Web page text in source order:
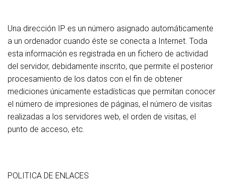
Una dirección IP es un número asignado automáticamente
a un ordenador cuando éste se conecta a Internet. Toda
esta información es registrada en un fichero de actividad
del servidor, debidamente inscrito, que permite el posterior
procesamiento de los datos con el fin de obtener
mediciones únicamente estadísticas que permitan conocer
el número de impresiones de páginas, el número de visitas
realizadas a los servidores web, el orden de visitas, el
punto de acceso, etc.
POLITICA DE ENLACES